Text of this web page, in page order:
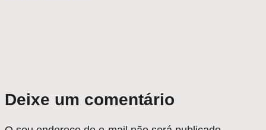
Deixe um comentário